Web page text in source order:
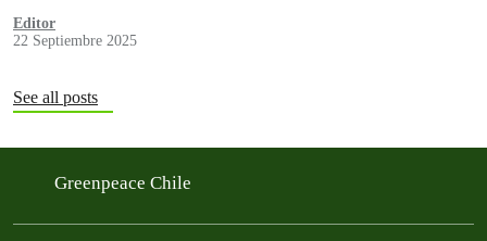
Editor
22 Septiembre 2025
See all posts
Greenpeace Chile